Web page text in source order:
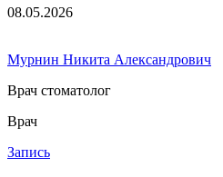
08.05.2026
Мурнин Никита Александрович
Врач стоматолог
Врач
Запись